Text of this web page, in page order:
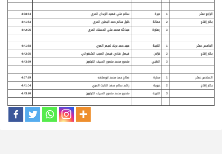
الرابع عشر 1 ديرة سالم علي فهيد الزبدان المري
4:38:64
بكار إنتاج
2 عمالة خليل سالم حمد البطين المري
4:41:83
3
رهاوة عبدالله محمد علي الحسناء المري 4:42:05
الخامس عشر 1 الذيبة عبيد حمد بريك لحيمر المري
4:41:88
بكار إنتاج
2 غزلان فيصل هادي فيصل العجب الشهواني
4:42:35
3
الظبي منصور محمد منصور السيف الخيارين 4:43:59
السادس عشر 1 مطرة صالح حمد محمد ابوصلعه
4:37:79
بكار إنتاج
2 حبوبة راشد سالم سعد النابت المري
4:41:04
3
الذيبة منصور محمد منصور السيف الخيارين 4:43:70